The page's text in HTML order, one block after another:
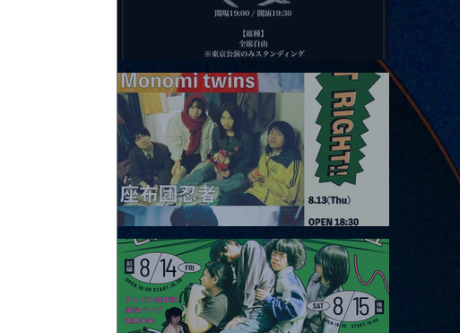
2026.08.12 |【観覧】田澤孝介 ソロワンマン 「Ballad Box 2026」
2026.08.13 |【観覧】JUST RIGHT!! vol.26